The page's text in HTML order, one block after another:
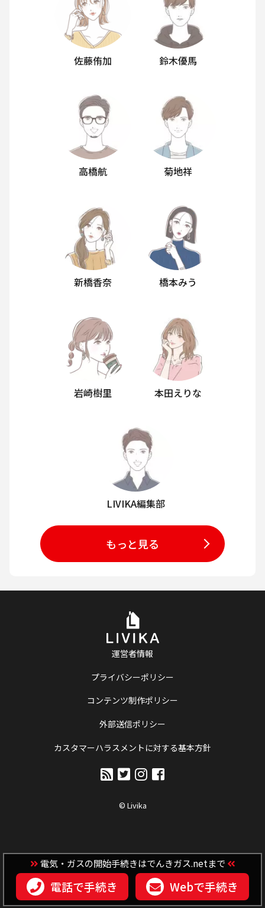
佐藤侑加 鈴木優馬
高橋航 菊地祥
新橋香奈 橋本みう
岩崎樹里 本田えりな
LIVIKA編集部
もっと見る
運営者情報
プライバシーポリシー
コンテンツ制作ポリシー
外部送信ポリシー
カスタマーハラスメントに対する基本方針
© Livika
電気・ガスの開始手続きはでんきガス.netまで
電話で手続き Webで手続き